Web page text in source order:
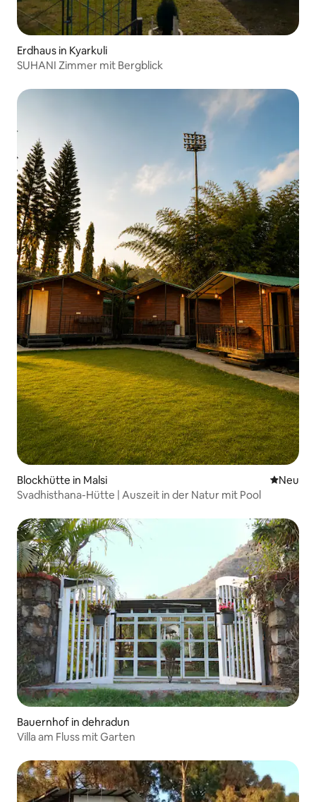
Erdhaus in Kyarkuli
SUHANI Zimmer mit Bergblick
Blockhütte in Malsi Neue
Neu
Svadhisthana-Hütte | Auszeit in der Natur mit Pool
Bauernhof in dehradun
Villa am Fluss mit Garten